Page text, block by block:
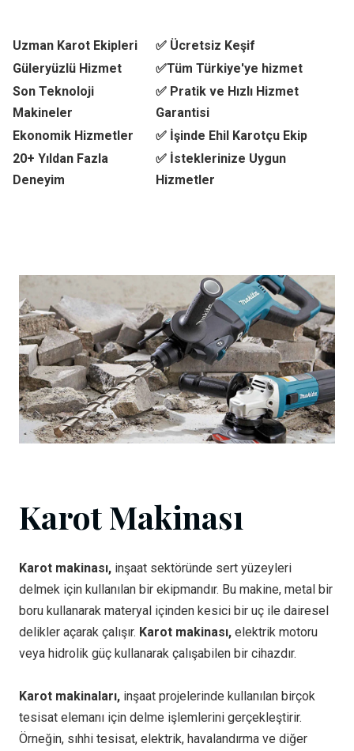
Uzman Karot Ekipleri
✅ Ücretsiz Keşif
Güleryüzlü Hizmet
✅Tüm Türkiye'ye hizmet
Son Teknoloji
Makineler
✅ Pratik ve Hızlı Hizmet
Garantisi
Ekonomik Hizmetler
✅ İşinde Ehil Karotçu Ekip
20+ Yıldan Fazla
Deneyim
✅ İsteklerinize Uygun
Hizmetler
Karot Makinası
Karot makinası, inşaat sektöründe sert yüzeyleri
delmek için kullanılan bir ekipmandır. Bu makine, metal bir
boru kullanarak materyal içinden kesici bir uç ile dairesel
delikler açarak çalışır. Karot makinası, elektrik motoru
veya hidrolik güç kullanarak çalışabilen bir cihazdır.
Karot makinaları, inşaat projelerinde kullanılan birçok
tesisat elemanı için delme işlemlerini gerçekleştirir.
Örneğin, sıhhi tesisat, elektrik, havalandırma ve diğer